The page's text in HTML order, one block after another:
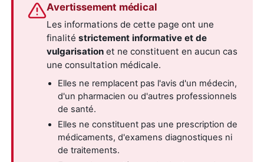
Avertissement médical
Les informations de cette page ont une
finalitéstrictement informative et de
vulgarisation et ne constituent en aucun cas
une consultation médicale.
Elles ne remplacent pas l'avis d'un médecin,
d'un pharmacien ou d'autres professionnels
de santé.
Elles ne constituent pas une prescription de
médicaments, d'examens diagnostiques ni
de traitements.